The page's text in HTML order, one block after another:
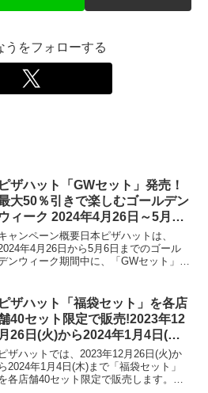
うをフォローする
ピザハット「GWセット」発売！
大50％引きで楽しむゴールデン
ウィーク 2024年4月26日～5月6
日ャンペーン概要日本ピザハットは、
年4月26日から5月6日までのゴール
ンウィーク期間中に、「GWセット」を
「GWファミリーセット」を最大50％引
きの価格で楽しむ...
ピザハット「福袋セット」を各店
40セット限定で販売!2023年12
月26日(火)から2024年1月4日(木)
まで
ピザハットでは、2023年12月26日(火)か
ら2024年1月4日(木)まで「福袋セット」
各店舗40セット限定で販売します。こ